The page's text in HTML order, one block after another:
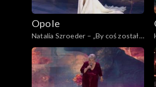
Opole
Natalia Szroeder – „By coś zostało
z tych dni”. 62. KFPP: „Małe
tęsknoty – koncert pamięci
Wojciecha Trzcińskiego”